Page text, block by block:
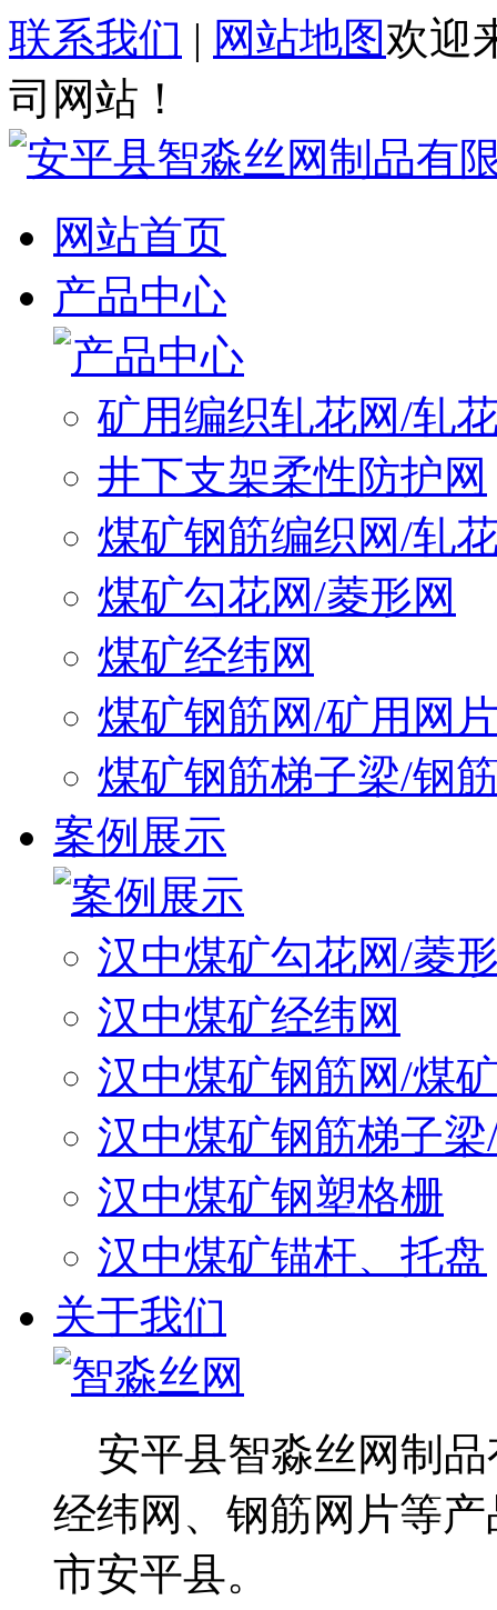
联系我们 | 网站地图欢迎
司网站！
网站首页
产品中心
矿用编织轧花网/轧
井下支架柔性防护网
煤矿钢筋编织网/轧
煤矿勾花网/菱形网
煤矿经纬网
煤矿钢筋网/矿用网
煤矿钢筋梯子梁/钢
案例展示
汉中煤矿勾花网/菱
汉中煤矿经纬网
汉中煤矿钢筋网/煤
汉中煤矿钢筋梯子
汉中煤矿钢塑格栅
汉中煤矿锚杆、托盘
关于我们
安平县智淼丝网制品
经纬网、钢筋网片等
市安平县。